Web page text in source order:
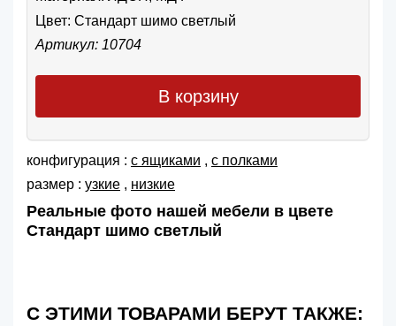
Цвет: Стандарт шимо светлый
Артикул: 10704
В корзину
конфигурация : с ящиками , с полками
размер : узкие , низкие
Реальные фото нашей мебели в цвете
Стандарт шимо светлый
С ЭТИМИ ТОВАРАМИ БЕРУТ ТАКЖЕ: